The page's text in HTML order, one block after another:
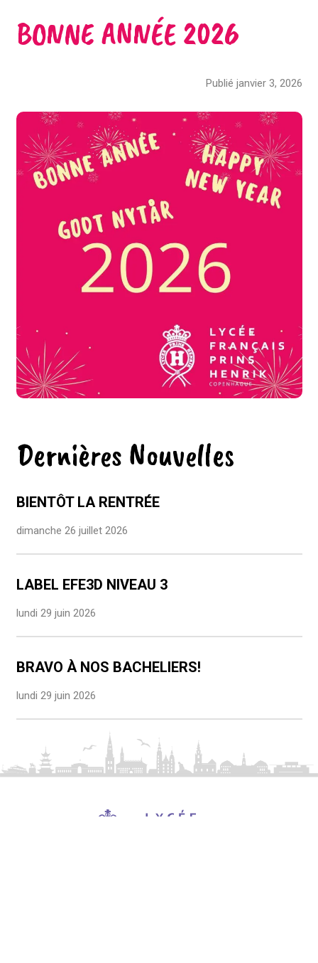
BONNE ANNÉE 2026
Publié janvier 3, 2026
Dernières Nouvelles
BIENTÔT LA RENTRÉE
dimanche 26 juillet 2026
LABEL EFE3D NIVEAU 3
lundi 29 juin 2026
BRAVO À NOS BACHELIERS!
lundi 29 juin 2026